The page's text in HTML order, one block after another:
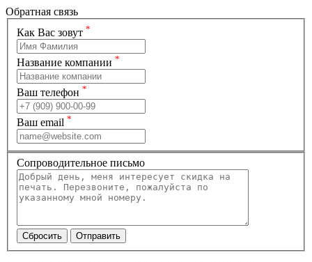
Обратная связь
Как Вас зовут *
Название компании *
Ваш телефон *
Ваш email *
Сопроводительное письмо